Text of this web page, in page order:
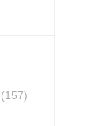
(157)